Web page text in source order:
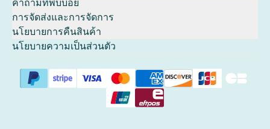
คำถามที่พบบ่อย
การจัดส่งและการจัดการ
นโยบายการคืนสินค้า
นโยบายความเป็นส่วนตัว